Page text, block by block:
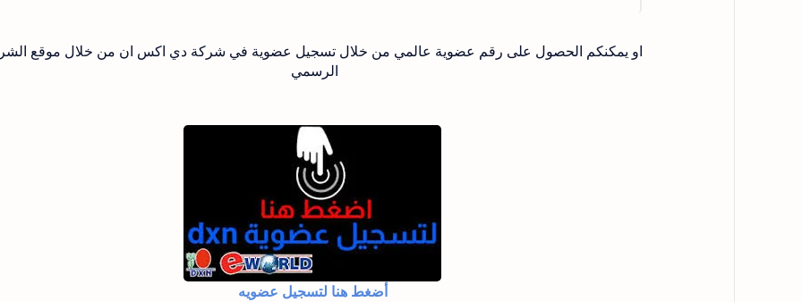
او يمكنكم الحصول على رقم عضوية عالمي من خلال تسجيل عضوية في شركة دي اكس ان من خلال موقع
الرسمي
أضغط هنا لتسجيل عضويه